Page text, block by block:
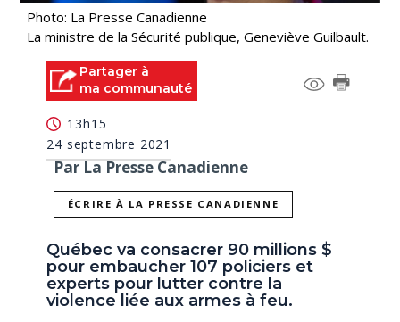
Photo: La Presse Canadienne
La ministre de la Sécurité publique, Geneviève Guilbault.
Partager à
ma communauté
13h15
24 septembre 2021
Par La Presse Canadienne
ÉCRIRE À LA PRESSE CANADIENNE
Québec va consacrer 90 millions $
pour embaucher 107 policiers et
experts pour lutter contre la
violence liée aux armes à feu.